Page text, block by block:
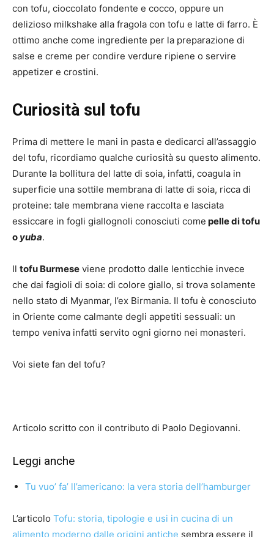
con tofu, cioccolato fondente e cocco, oppure un
delizioso milkshake alla fragola con tofu e latte di farro. È
ottimo anche come ingrediente per la preparazione di
salse e creme per condire verdure ripiene o servire
appetizer e crostini.
Curiosità sul tofu
Prima di mettere le mani in pasta e dedicarci all’assaggio
del tofu, ricordiamo qualche curiosità su questo alimento.
Durante la bollitura del latte di soia, infatti, coagula in
superficie una sottile membrana di latte di soia, ricca di
proteine: tale membrana viene raccolta e lasciata
essiccare in fogli giallognoli conosciuti come pelle di tofu
o yuba.
Il tofu Burmese viene prodotto dalle lenticchie invece
che dai fagioli di soia: di colore giallo, si trova solamente
nello stato di Myanmar, l’ex Birmania. Il tofu è conosciuto
in Oriente come calmante degli appetiti sessuali: un
tempo veniva infatti servito ogni giorno nei monasteri.
Voi siete fan del tofu?
Articolo scritto con il contributo di Paolo Degiovanni.
Leggi anche
Tu vuo’ fa’ ll’americano: la vera storia dell’hamburger
L’articolo Tofu: storia, tipologie e usi in cucina di un
alimento moderno dalle origini antiche sembra essere il